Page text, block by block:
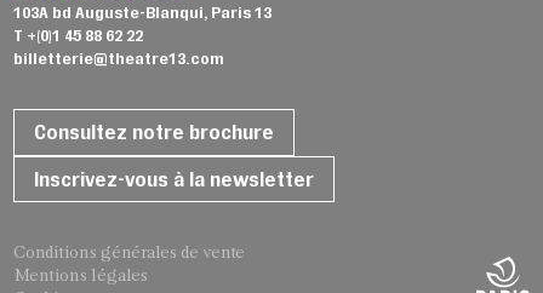
103A bd Auguste-Blanqui, Paris 13
T +(0)1 45 88 62 22
billetterie@theatre13.com
Consultez notre brochure
Inscrivez-vous à la newsletter
Conditions générales de vente
Mentions légales